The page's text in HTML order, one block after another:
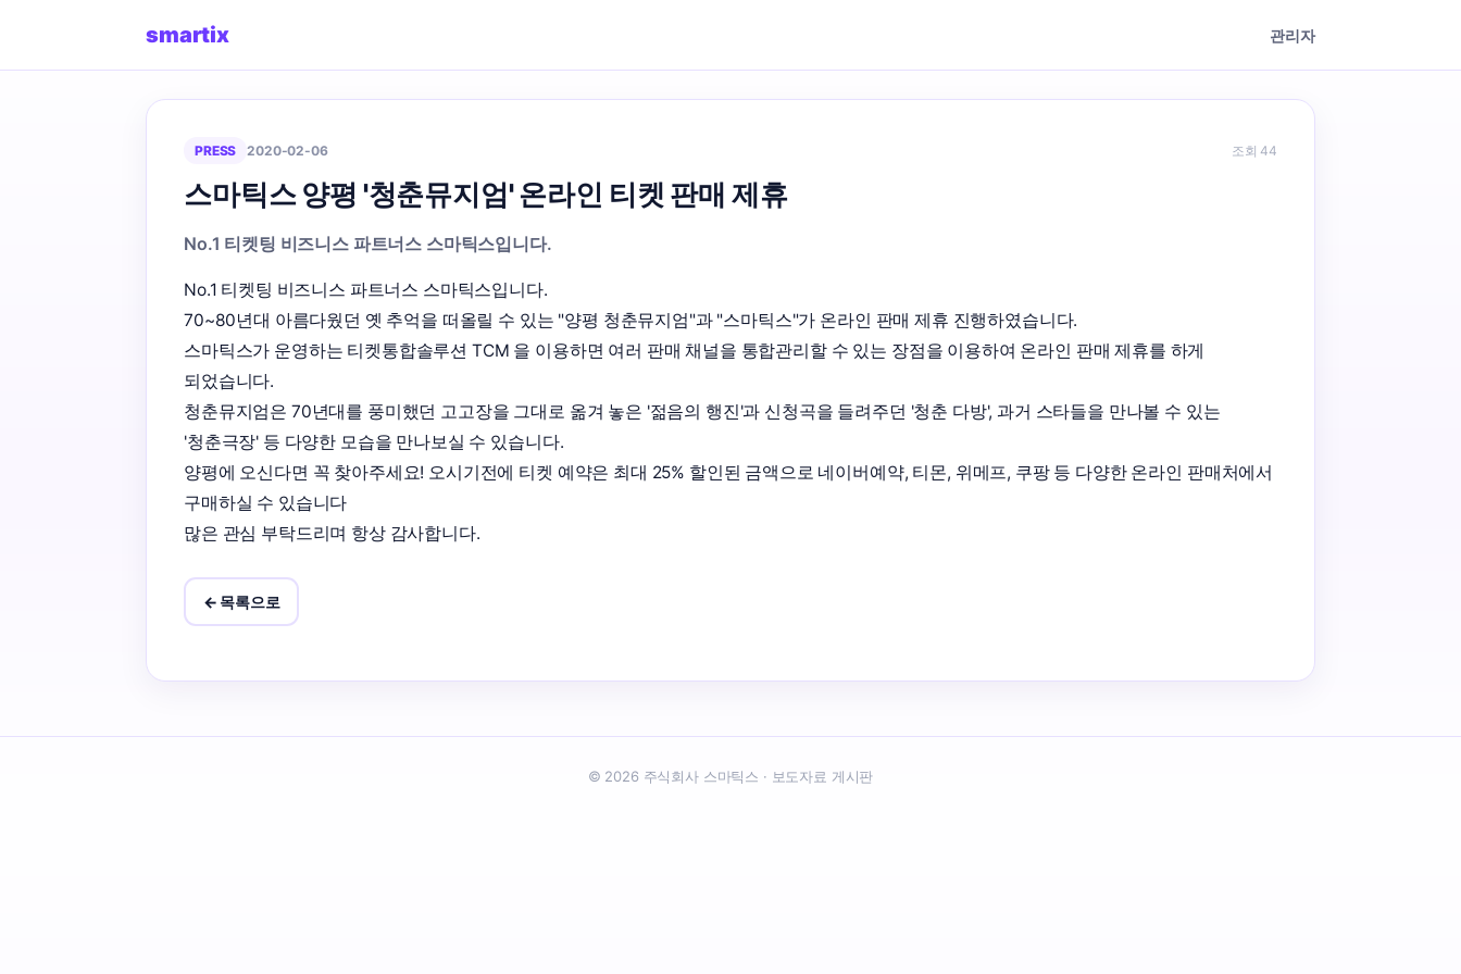
smartix 관리자
PRESS 2020-02-06 조회 44
스마틱스 양평 '청춘뮤지엄' 온라인 티켓 판매 제휴
No.1 티켓팅 비즈니스 파트너스 스마틱스입니다.
No.1 티켓팅 비즈니스 파트너스 스마틱스입니다.
70~80년대 아름다웠던 옛 추억을 떠올릴 수 있는 "양평 청춘뮤지엄"과 "스마틱스"가 온라인 판매 제휴 진행하였습니다.
스마틱스가 운영하는 티켓통합솔루션 TCM 을 이용하면 여러 판매 채널을 통합관리할 수 있는 장점을 이용하여 온라인 판매 제휴를 하게
되었습니다.
청춘뮤지엄은 70년대를 풍미했던 고고장을 그대로 옮겨 놓은 '젊음의 행진'과 신청곡을 들려주던 '청춘 다방', 과거 스타들을 만나볼 수 있는
'청춘극장' 등 다양한 모습을 만나보실 수 있습니다.
양평에 오신다면 꼭 찾아주세요! 오시기전에 티켓 예약은 최대 25% 할인된 금액으로 네이버예약, 티몬, 위메프, 쿠팡 등 다양한 온라인 판매처에서
구매하실 수 있습니다
많은 관심 부탁드리며 항상 감사합니다.
← 목록으로
© 2026 주식회사 스마틱스 · 보도자료 게시판